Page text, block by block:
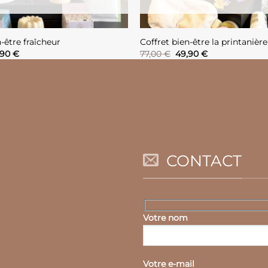
être fraîcheur
€Le
prix
Coffret bien-être la printanière
77,00€ Le
prix
49,90€Le
prix
CONTACT
Votre nom
Votre e-mail